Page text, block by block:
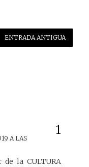
ENTRADA ANTIGUA
A LAS
de la CULTURA